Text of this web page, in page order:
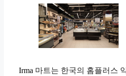
Irma 마트는 한국의 홈플러스